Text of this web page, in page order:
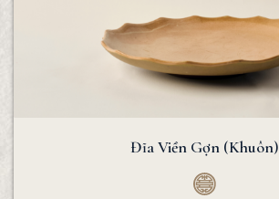
Đĩa Viền Gợn (Khuôn)